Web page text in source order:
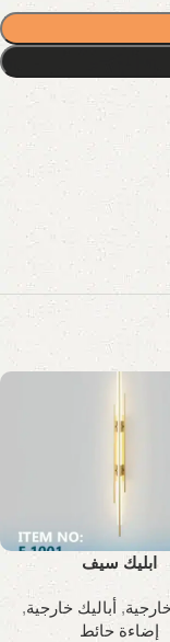
ابليك سيف
, أباليك خارجية,
إضاءة حائط